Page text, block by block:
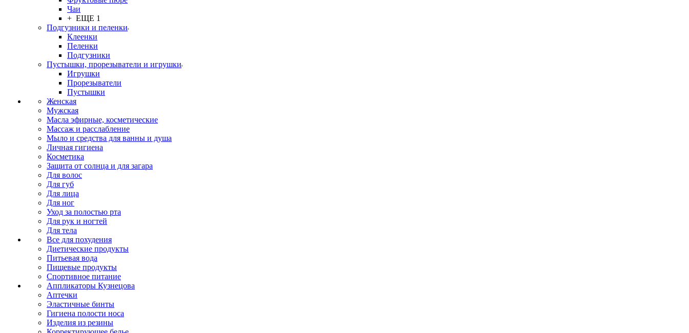
Чаи
+ ЕЩЕ 1
Подгузники и пеленки
Клеенки
Пеленки
Подгузники
Пустышки, прорезыватели и игрушки
Игрушки
Прорезыватели
Пустышки
Женская
Мужская
Масла эфирные, косметические
Массаж и расслабление
Мыло и средства для ванны и душа
Личная гигиена
Косметика
Защита от солнца и для загара
Для волос
Для губ
Для лица
Для ног
Уход за полостью рта
Для рук и ногтей
Для тела
Все для похудения
Диетические продукты
Питьевая вода
Пищевые продукты
Спортивное питание
Аппликаторы Кузнецова
Аптечки
Эластичные бинты
Гигиена полости носа
Изделия из резины